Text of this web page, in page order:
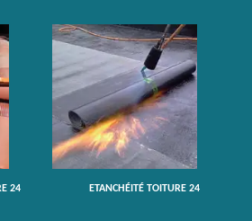
24 ETANCHÉITÉ TOITURE 24